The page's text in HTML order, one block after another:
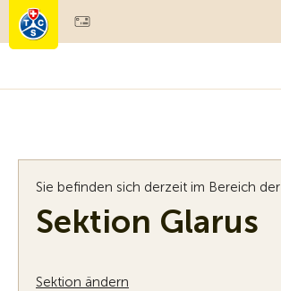
Mitgliedschaft & Leistungen
Sie befinden sich derzeit im Bereich der
Sektion Glarus
Sektion ändern